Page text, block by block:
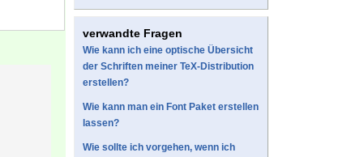
verwandte Fragen
Wie kann ich eine optische Übersicht
der Schriften meiner TeX-Distribution
erstellen?
Wie kann man ein Font Paket erstellen
lassen?
Wie sollte ich vorgehen, wenn ich